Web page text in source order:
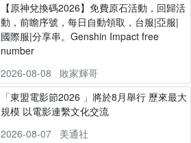
【原神兌換碼2026】免費原石活動，回歸活
動，前瞻序號，每日自動領取，台服|亞服|
國際服|分享串。Genshin Impact free
number
2026-08-08
敗家輝哥
「東盟電影節2026 」將於8月舉行 歷來最大
規模 以電影連繫文化交流
2026-08-07
美通社